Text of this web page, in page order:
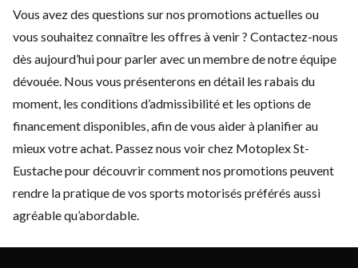
Vous avez des questions sur nos promotions actuelles ou
vous souhaitez connaître les offres à venir ? Contactez-nous
dès aujourd’hui pour parler avec un membre de notre équipe
dévouée. Nous vous présenterons en détail les rabais du
moment, les conditions d’admissibilité et les options de
financement disponibles, afin de vous aider à planifier au
mieux votre achat. Passez nous voir chez Motoplex St-
Eustache pour découvrir comment nos promotions peuvent
rendre la pratique de vos sports motorisés préférés aussi
agréable qu’abordable.